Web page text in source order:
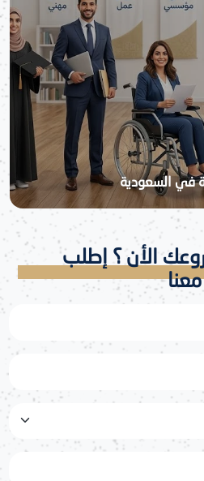
في السعودية
الأن ؟ إطلب